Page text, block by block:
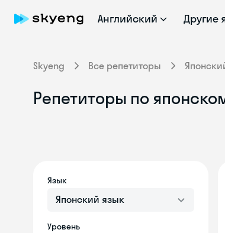
Английский Другие
Skyeng Все репетиторы
Репетиторы по
Язык
Японский язык
Уровень